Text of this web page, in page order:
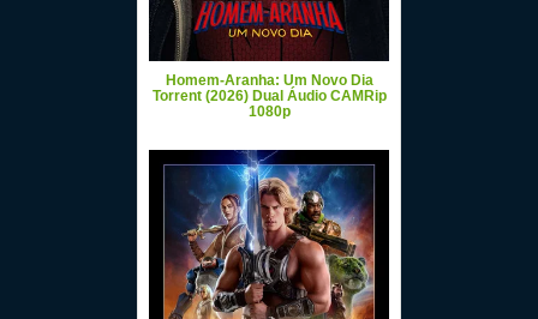
Homem-Aranha: Um Novo Dia
Torrent (2026) Dual Áudio CAMRip
1080p